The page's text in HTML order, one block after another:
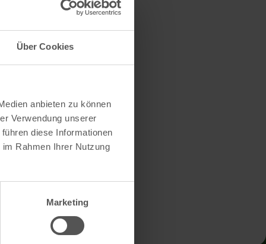
Über Cookies
anbieten zu können
Verwendung unserer
diese Informationen
Rahmen Ihrer Nutzung
Marketing